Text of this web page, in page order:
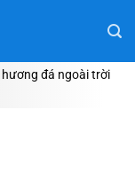
hương đá ngoài trời